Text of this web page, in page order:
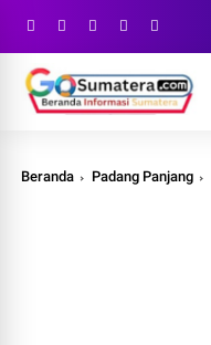
Beranda Padang Panjang